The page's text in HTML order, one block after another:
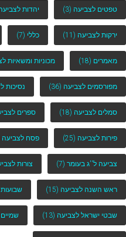
טפטים לצביעה (3) יהדות
ירקות לצביעה (11) כללי (7)
מאמרים (18) מכוניות ומשאיות
מפורסמים לצביעה (36) נסיכות
סמלים לצביעה (18) ספרים
פירות לצביעה (25) פסח לצביעה
צביעה ל''ג בעומר (7) צורות
ראש השנה לצביעה (15)
שבטי ישראל לצביעה (13)